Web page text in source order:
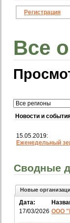
Регистрация
Все
Новости и
15.05.2019:
Еженедельный
Сводные
Новые
Дата:
17/03/2026 ООО